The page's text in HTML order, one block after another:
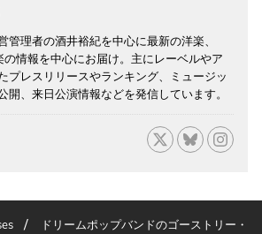
管理者の酒井裕紀を中心に最新の洋楽、
の情報を中心にお届け。主にレーベルやア
プレスリリースやランキング、ミュージッ
開、来日公演情報などを発信しています。
/
ドリームポップバンドのゴーストリー・